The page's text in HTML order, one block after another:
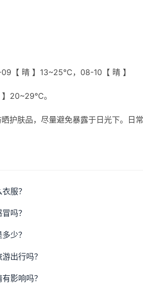
【 晴 】13~25℃，08-10【 晴 】
20~29℃。
护肤品，尽量避免暴露于日光下。日常
服？
吗？
少？
出行吗？
影响吗？